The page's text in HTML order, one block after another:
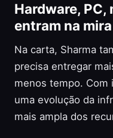
Hardware,
entram na mira
Na carta, Sharma
precisa entregar
menos tempo. Com
uma evolução da
mais ampla dos